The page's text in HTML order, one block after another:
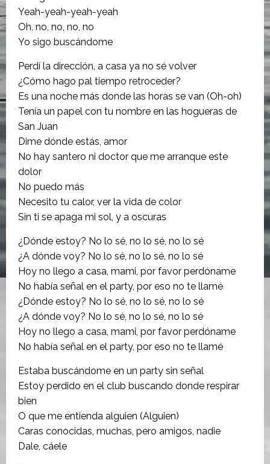
Yeah-yeah-yeah-yeah
Oh, no, no, no, no
Yo sigo buscándome
Perdí la dirección, a casa ya no sé volver
¿Cómo hago pal tiempo retroceder?
Es una noche más donde las horas se van (Oh-oh)
Tenía un papel con tu nombre en las hogueras de
San Juan
Dime dónde estás, amor
No hay santero ni doctor que me arranque este
dolor
No puedo más
Necesito tu calor, ver la vida de color
Sin ti se apaga mi sol, y a oscuras
¿Dónde estoy? No lo sé, no lo sé, no lo sé
¿A dónde voy? No lo sé, no lo sé, no lo sé
Hoy no llego a casa, mami, por favor perdóname
No había señal en el party, por eso no te llamé
¿Dónde estoy? No lo sé, no lo sé, no lo sé
¿A dónde voy? No lo sé, no lo sé, no lo sé
Hoy no llego a casa, mami, por favor perdóname
No había señal en el party, por eso no te llamé
Estaba buscándome en un party sin señal
Estoy perdido en el club buscando donde respirar
bien
O que me entienda alguien (Alguien)
Caras conocidas, muchas, pero amigos, nadie
Dale, cáele